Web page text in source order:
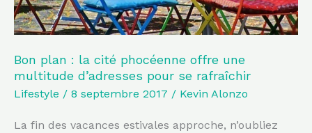
Bon plan : la cité phocéenne offre une
multitude d’adresses pour se rafraîchir
Lifestyle / 8 septembre 2017 / Kevin Alonzo
La fin des vacances estivales approche, n’oubliez
une
multitude
pour
se